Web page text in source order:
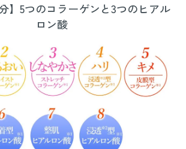
】5つのコラーゲンと3つのヒアル
ロン酸